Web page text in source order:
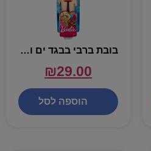
בובת ברבי בבגד ים ורוד – BARBIE
₪29.00
הוספה לסל